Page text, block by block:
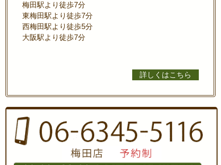
梅田駅より徒歩7分
東梅田駅より徒歩7分
西梅田駅より徒歩5分
大阪駅より徒歩7分
詳しくはこちら